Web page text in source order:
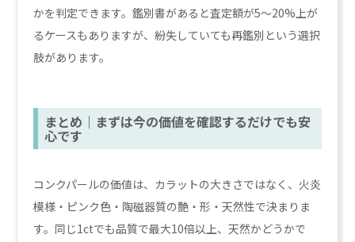
かを判定できます。鑑別書があると査定額が5〜20%上が
るケースもありますが、紛失していても再鑑別という選択
肢があります。
まとめ｜まずは今の価値を確認するだけでも安
心です
コンクパールの価値は、カラットの大きさではなく、火炎
模様・ピンク色・陶磁器質の艶・形・天然性で決まりま
す。同じ1ctでも品質で最大10倍以上、天然かどうかで